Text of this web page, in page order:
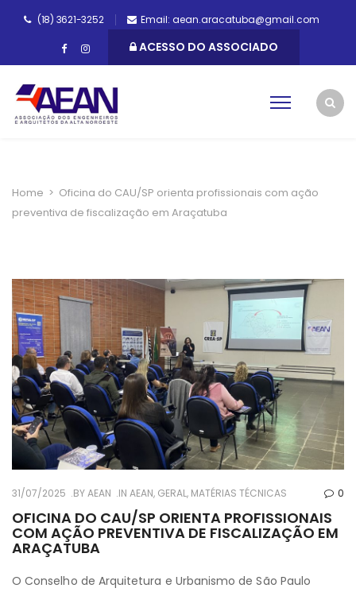
(18) 3621-3252 Email: aean.aracatuba@gmail.com
ACESSO DO ASSOCIADO
Home > Oficina do CAU/SP orienta profissionais com ação
preventiva de fiscalização em Araçatuba
31/07/2025 BYAEAN IN AEAN, GERAL, MATÉRIAS TÉCNICAS 0
OFICINA DO CAU/SP ORIENTA PROFISSIONAIS
COM AÇÃO PREVENTIVA DE FISCALIZAÇÃO EM
ARAÇATUBA
O Conselho de Arquitetura e Urbanismo de São Paulo